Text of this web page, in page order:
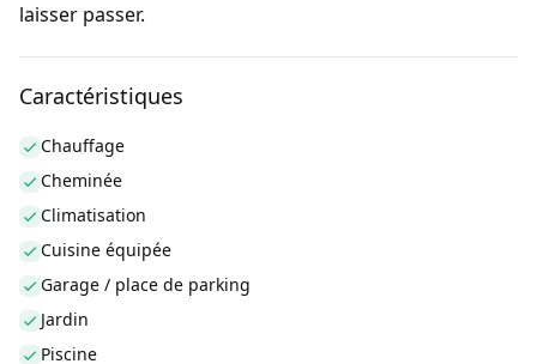
laisser passer.
Caractéristiques
Chauffage
Cheminée
Climatisation
Cuisine équipée
Garage / place de parking
Jardin
Piscine